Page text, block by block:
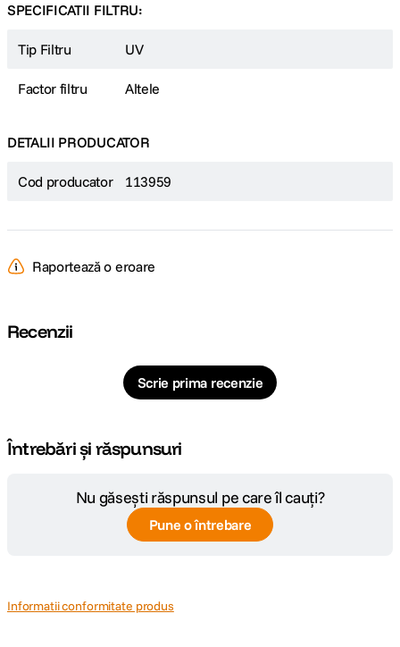
SPECIFICATII FILTRU:
Tip Filtru UV
Factor filtru Altele
DETALII PRODUCATOR
Cod producator 113959
Raportează o eroare
Recenzii
Scrie prima recenzie
Întrebări și răspunsuri
Nu găsești răspunsul pe care îl cauți?
Pune o întrebare
Informatii conformitate produs